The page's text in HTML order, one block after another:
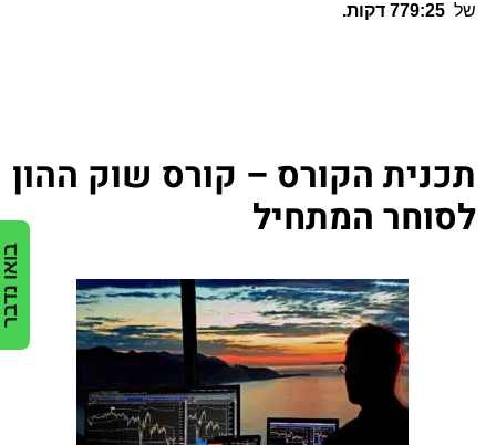
של 779:25 דקות.
תכנית הקורס – קורס שוק ההון
לסוחר המתחיל
בואו נדבר